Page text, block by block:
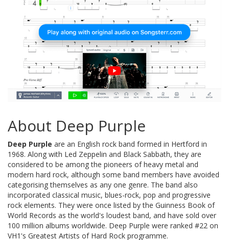
About Deep Purple
Deep Purple are an English rock band formed in Hertford in
1968. Along with Led Zeppelin and Black Sabbath, they are
considered to be among the pioneers of heavy metal and
modern hard rock, although some band members have avoided
categorising themselves as any one genre. The band also
incorporated classical music, blues-rock, pop and progressive
rock elements. They were once listed by the Guinness Book of
World Records as the world's loudest band, and have sold over
100 million albums worldwide. Deep Purple were ranked #22 on
VH1's Greatest Artists of Hard Rock programme.